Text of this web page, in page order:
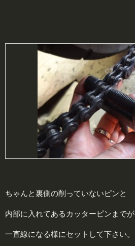
ちゃんと裏側の削っていないピンと
内部に入れてあるカッターピンまでが
一直線になる様にセットして下さい。